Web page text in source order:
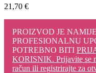
21,70 €
PROIZVOD JE
PROFESIONALNU
POTREBNO BITI
KORISNIK. Prijavite se
račun ili registrirajte za